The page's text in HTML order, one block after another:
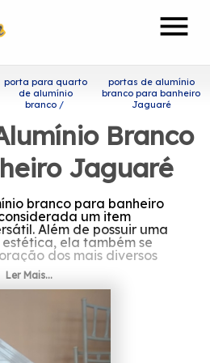
menu
porta para quarto
de alumínio
branco
portas de alumínio
branco para banheiro
Jaguaré
Branco
Jaguaré
branco para banheiro
um item
Além de possuir uma
ela também se
dos mais diversos
ambientes.
sobre portas de
branco para
Jaguaré
Ler Mais...